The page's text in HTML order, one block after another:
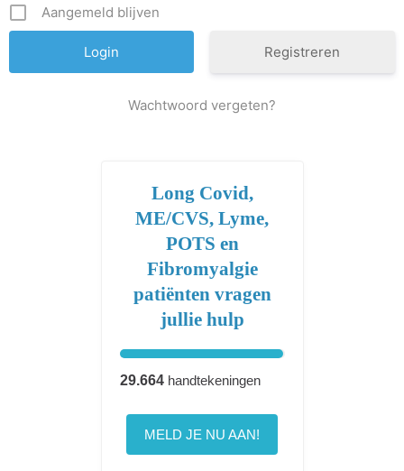
Aangemeld blijven
Registreren
Wachtwoord vergeten?
Long Covid,
ME/CVS, Lyme,
POTS en
Fibromyalgie
patiënten vragen
jullie hulp
29.664handtekeningen
MELD JE NU AAN!